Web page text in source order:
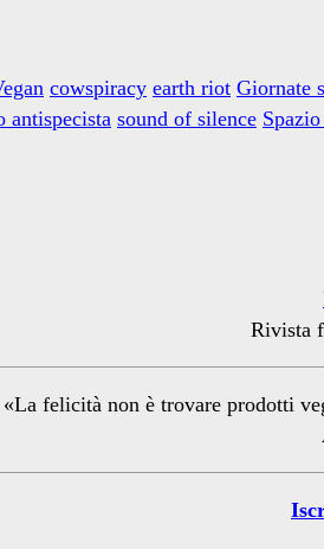
cowspiracy earth riot Giornate
antispecista sound of silence
Rivista
«La felicità non è trovare prodotti